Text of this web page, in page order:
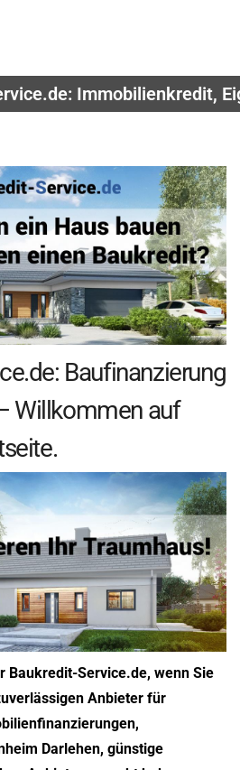
Immobilienkredit,
Baufinanzierung
Willkommen auf
Baukredit-Service.de, wenn Sie
Anbieter für
Darlehen, günstige